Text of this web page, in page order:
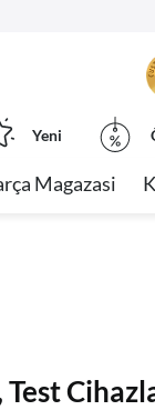
Yeni
Magazasi